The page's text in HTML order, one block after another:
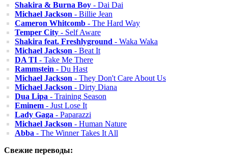
Shakira & Burna Boy - Dai Dai
Michael Jackson - Billie Jean
Cameron Whitcomb - The Hard Way
Temper City - Self Aware
Shakira feat. Freshlyground - Waka Waka
Michael Jackson - Beat It
DA TI - Take Me There
Rammstein - Du Hast
Michael Jackson - They Don't Care About Us
Michael Jackson - Dirty Diana
Dua Lipa - Training Season
Eminem - Just Lose It
Lady Gaga - Paparazzi
Michael Jackson - Human Nature
Abba - The Winner Takes It All
Свежие переводы: